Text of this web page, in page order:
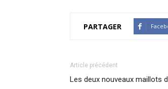
PARTAGER
Article précédent
Les deux nouveaux maillots